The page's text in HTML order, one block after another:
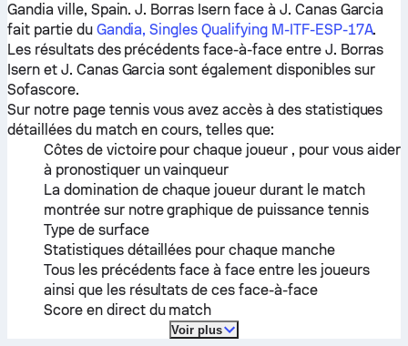
Gandia ville, Spain.J. Borras Isern face à J. Canas Garcia
fait partie du Gandia, Singles Qualifying M-ITF-ESP-17A.
Les résultats des précédents face-à-face entre J. Borras
Isernet J. Canas Garcia sont également disponibles sur
Sofascore.
Sur notre page tennis vous avez accès à des statistiques
détaillées du match en cours, telles que:
Côtes de victoire pour chaque joueur , pour vous aider
à pronostiquer un vainqueur
La domination de chaque joueur durant le match
montrée sur notre graphique de puissance tennis
Type de surface
Statistiques détaillées pour chaque manche
Tous les précédents face à face entre les joueurs
ainsi que les résultats de ces face-à-face
Score en direct du match
Voir plus